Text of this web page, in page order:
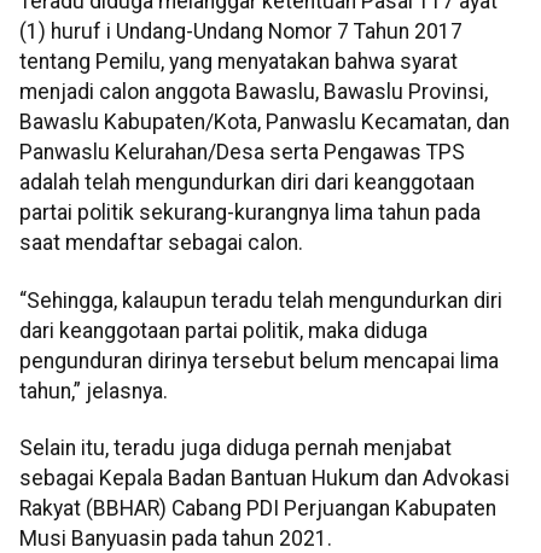
(1) huruf i Undang-Undang Nomor 7 Tahun 2017
tentang Pemilu, yang menyatakan bahwa syarat
menjadi calon anggota Bawaslu, Bawaslu Provinsi,
Bawaslu Kabupaten/Kota, Panwaslu Kecamatan, dan
Panwaslu Kelurahan/Desa serta Pengawas TPS
adalah telah mengundurkan diri dari keanggotaan
partai politik sekurang-kurangnya lima tahun pada
saat mendaftar sebagai calon.
“Sehingga, kalaupun teradu telah mengundurkan diri
dari keanggotaan partai politik, maka diduga
pengunduran dirinya tersebut belum mencapai lima
tahun,” jelasnya.
Selain itu, teradu juga diduga pernah menjabat
sebagai Kepala Badan Bantuan Hukum dan Advokasi
Rakyat (BBHAR) Cabang PDI Perjuangan Kabupaten
Musi Banyuasin pada tahun 2021.